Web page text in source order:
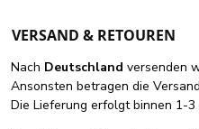
VERSAND & RETOUREN
Nach Deutschland versenden
Ansonsten betragen die
Die Lieferung erfolgt binnen 1-